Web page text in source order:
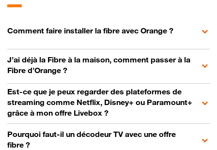
Comment faire installer la fibre avec Orange ?
J’ai déjà la Fibre à la maison, comment passer à la
Fibre d’Orange ?
Est-ce que je peux regarder des plateformes de
streaming comme Netflix, Disney+ ou Paramount+
grâce à mon offre Livebox ?
Pourquoi faut-il un décodeur TV avec une offre
fibre ?